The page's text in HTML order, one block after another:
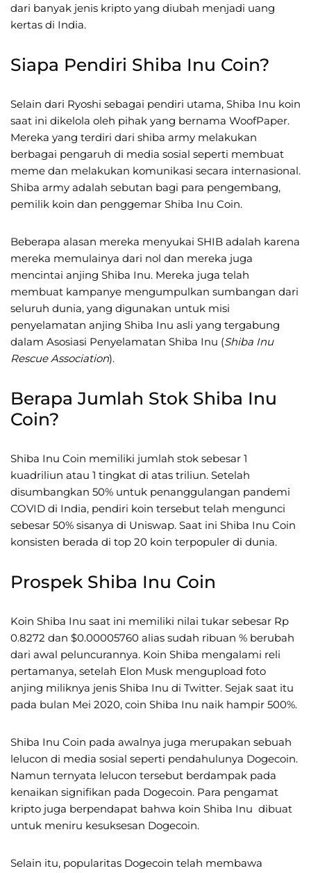
dari banyak jenis kripto yang diubah menjadi uang
kertas di India.
Siapa Pendiri Shiba Inu Coin?
Selain dari Ryoshi sebagai pendiri utama, Shiba Inu koin
saat ini dikelola oleh pihak yang bernama WoofPaper.
Mereka yang terdiri dari shiba army melakukan
berbagai pengaruh di media sosial seperti membuat
meme dan melakukan komunikasi secara internasional.
Shiba army adalah sebutan bagi para pengembang,
pemilik koin dan penggemar Shiba Inu Coin.
Beberapa alasan mereka menyukai SHIB adalah karena
mereka memulainya dari nol dan mereka juga
mencintai anjing Shiba Inu. Mereka juga telah
membuat kampanye mengumpulkan sumbangan dari
seluruh dunia, yang digunakan untuk misi
penyelamatan anjing Shiba Inu asli yang tergabung
dalam Asosiasi Penyelamatan Shiba Inu (Shiba Inu
Rescue Association).
Berapa Jumlah Stok Shiba Inu
Coin?
Shiba Inu Coin memiliki jumlah stok sebesar 1
kuadriliun atau 1 tingkat di atas triliun. Setelah
disumbangkan 50% untuk penanggulangan pandemi
COVID di India, pendiri koin tersebut telah mengunci
sebesar 50% sisanya di Uniswap. Saat ini Shiba Inu Coin
konsisten berada di top 20 koin terpopuler di dunia.
Prospek Shiba Inu Coin
Koin Shiba Inu saat ini memiliki nilai tukar sebesar Rp
0.8272 dan $0.00005760 alias sudah ribuan % berubah
dari awal peluncurannya. Koin Shiba mengalami reli
pertamanya, setelah Elon Musk mengupload foto
anjing miliknya jenis Shiba Inu di Twitter. Sejak saat itu
pada bulan Mei 2020, coin Shiba Inu naik hampir 500%.
Shiba Inu Coin pada awalnya juga merupakan sebuah
lelucon di media sosial seperti pendahulunya Dogecoin.
Namun ternyata lelucon tersebut berdampak pada
kenaikan signifikan pada Dogecoin. Para pengamat
kripto juga berpendapat bahwa koin Shiba Inu dibuat
untuk meniru kesuksesan Dogecoin.
Selain itu, popularitas Dogecoin telah membawa